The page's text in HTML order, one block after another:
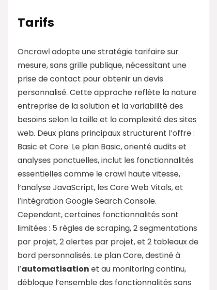
Tarifs
Oncrawl adopte une stratégie tarifaire sur
mesure, sans grille publique, nécessitant une
prise de contact pour obtenir un devis
personnalisé. Cette approche reflète la nature
entreprise de la solution et la variabilité des
besoins selon la taille et la complexité des sites
web. Deux plans principaux structurent l’offre :
Basic et Core. Le plan Basic, orienté audits et
analyses ponctuelles, inclut les fonctionnalités
essentielles comme le crawl haute vitesse,
l’analyse JavaScript, les Core Web Vitals, et
l’intégration Google Search Console.
Cependant, certaines fonctionnalités sont
limitées : 5 règles de scraping, 2 segmentations
par projet, 2 alertes par projet, et 2 tableaux de
bord personnalisés. Le plan Core, destiné à
l’automatisation et au monitoring continu,
débloque l’ensemble des fonctionnalités sans